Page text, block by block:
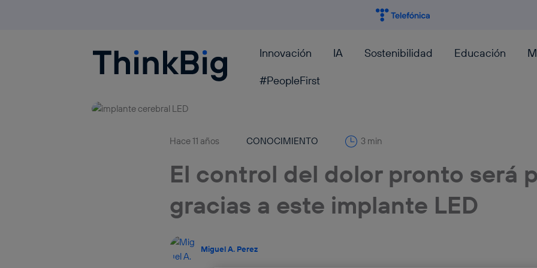
Blogthinkbig.com Innovación IA Sostenibilidad Educación
#PeopleFirst
Hace 11 años CONOCIMIENTO 3 min
El control del dolor pronto será
gracias a este implante LED
Miguel A. Perez